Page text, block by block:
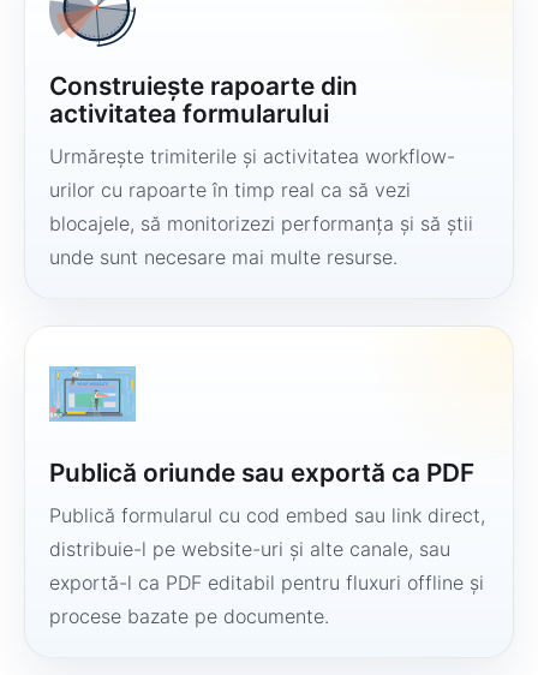
Construiește rapoarte din
activitatea formularului
Urmărește trimiterile și activitatea workflow-
urilor cu rapoarte în timp real ca să vezi
blocajele, să monitorizezi performanța și să știi
unde sunt necesare mai multe resurse.
Publică oriunde sau exportă ca PDF
Publică formularul cu cod embed sau link direct,
distribuie-l pe website-uri și alte canale, sau
exportă-l ca PDF editabil pentru fluxuri offline și
procese bazate pe documente.